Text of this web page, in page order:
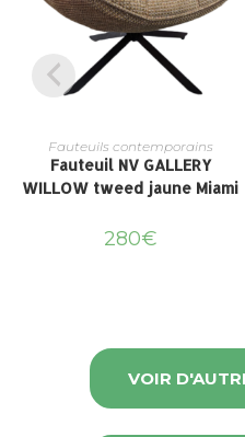
Fauteuils contemporains
Fauteuil NV GALLERY
WILLOW tweed jaune Miami
280€
VOIR